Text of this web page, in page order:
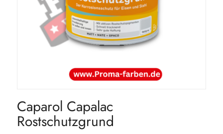
Caparol Capalac
Rostschutzgrund